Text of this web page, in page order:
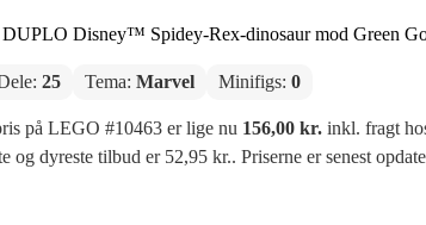
Disney™ Spidey-Rex-dinosaur mod Green
25 Tema: Marvel Minifigs: 0
på LEGO #10463 er lige nu 156,00 kr.inkl. fragt
og dyreste tilbud er 52,95 kr.. Priserne er senest